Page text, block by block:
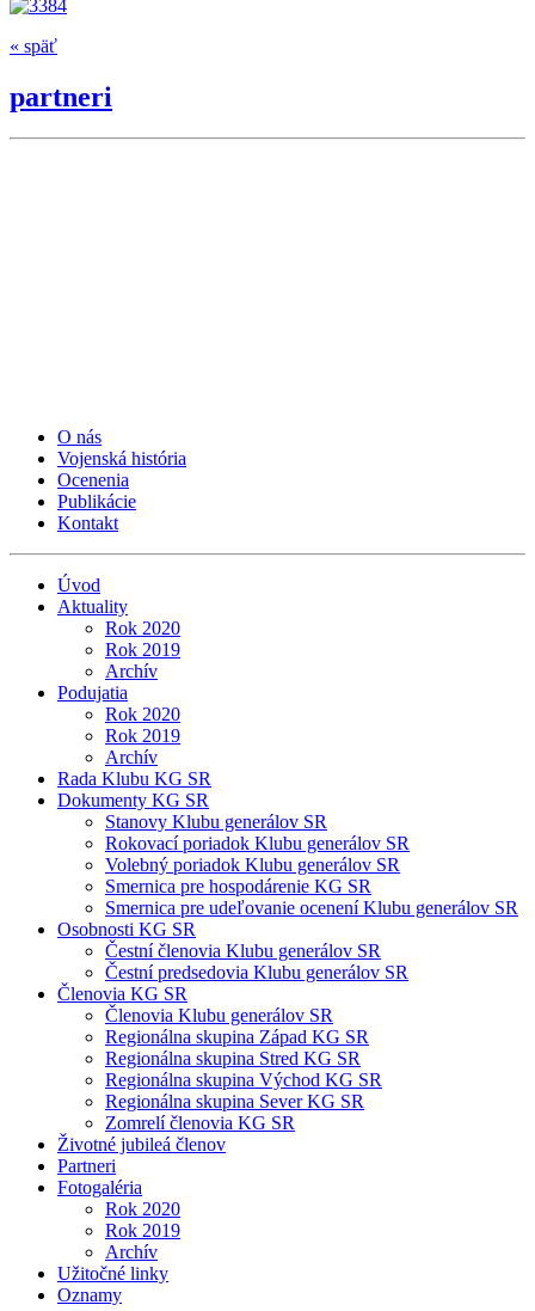
« späť
partneri
O nás
Vojenská história
Ocenenia
Publikácie
Kontakt
Úvod
Aktuality
Rok 2020
Rok 2019
Archív
Podujatia
Rok 2020
Rok 2019
Archív
Rada Klubu KG SR
Dokumenty KG SR
Stanovy Klubu generálov SR
Rokovací poriadok Klubu generálov SR
Volebný poriadok Klubu generálov SR
Smernica pre hospodárenie KG SR
Smernica pre udeľovanie ocenení Klubu generálov SR
Osobnosti KG SR
Čestní členovia Klubu generálov SR
Čestní predsedovia Klubu generálov SR
Členovia KG SR
Členovia Klubu generálov SR
Regionálna skupina Západ KG SR
Regionálna skupina Stred KG SR
Regionálna skupina Východ KG SR
Regionálna skupina Sever KG SR
Zomrelí členovia KG SR
Životné jubileá členov
Partneri
Fotogaléria
Rok 2020
Rok 2019
Archív
Užitočné linky
Oznamy